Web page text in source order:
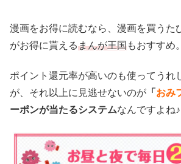
漫画をお得に読むなら、漫画を買うた
がお得に貰えるまんが王国もおすすめ。
ポイント還元率が高いのも使ってうれ
が、それ以上に見逃せないのが 「 おみ
ーポンが当たるシステムなんですよね♪